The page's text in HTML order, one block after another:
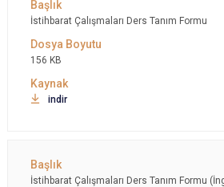
İstihbarat Çalışmaları Ders Tanım Formu
156 KB
indir
İstihbarat Çalışmaları Ders Tanım Formu